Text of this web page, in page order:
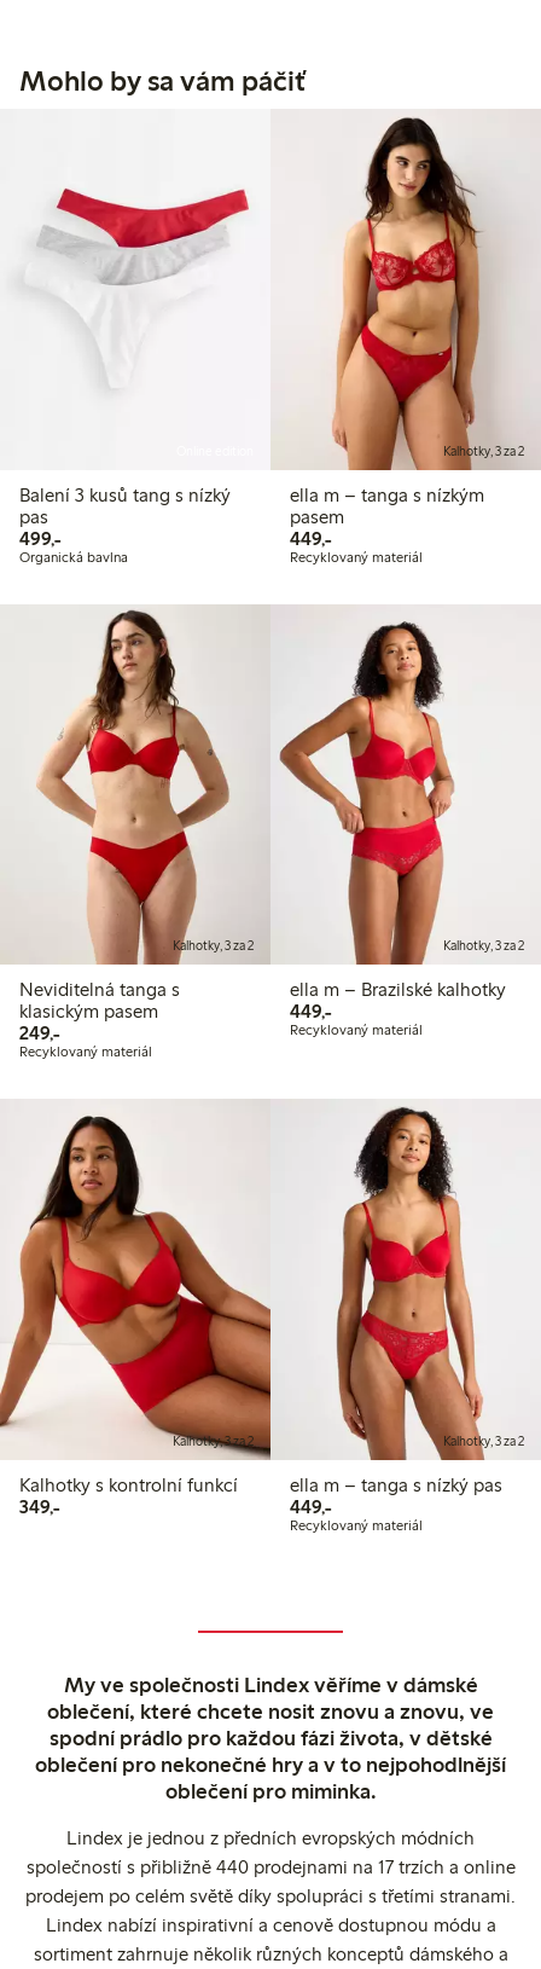
Mohlo by sa vám páčiť
Balení 3 kusů tang s nízký
pas
499,-499,00 Kč
Organická bavlna
Kalhotky, 3 za 2
ella m – tanga s nízkým
pasem
449,-449,00 Kč
Recyklovaný materiál
Kalhotky, 3 za 2
Neviditelná tanga s
klasickým pasem
249,-249,00 Kč
Recyklovaný materiál
Kalhotky, 3 za 2
ella m – Brazilské kalhotky
449,-449,00 Kč
Recyklovaný materiál
Kalhotky, 3 za 2
Kalhotky s kontrolní funkcí
349,-349,00 Kč
Kalhotky, 3 za 2
ella m – tanga s nízký pas
449,-449,00 Kč
Recyklovaný materiál
My ve společnosti Lindex věříme v dámské
oblečení, které chcete nosit znovu a znovu, ve
spodní prádlo pro každou fázi života, v dětské
oblečení pro nekonečné hry a v to nejpohodlnější
oblečení pro miminka.
Lindex je jednou z předních evropských módních
společností s přibližně 440 prodejnami na 17 trzích a online
prodejem po celém světě díky spolupráci s třetími stranami.
Lindex nabízí inspirativní a cenově dostupnou módu a
sortiment zahrnuje několik různých konceptů dámského a